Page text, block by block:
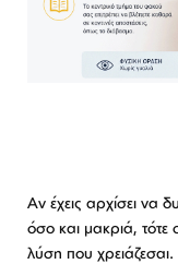
E: hello@lookshop.gr
Αν έχεις αρχίσει να
όσο και μακριά, τότε
λύση που